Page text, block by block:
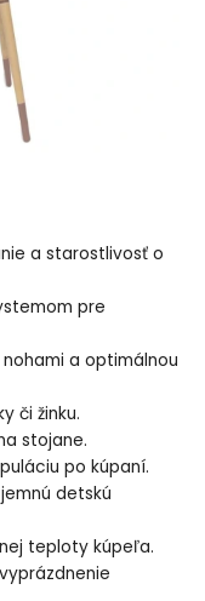
a starostlivosť o
pre
a optimálnou
či žinku.
stojane.
po kúpaní.
detskú
teploty kúpeľa.